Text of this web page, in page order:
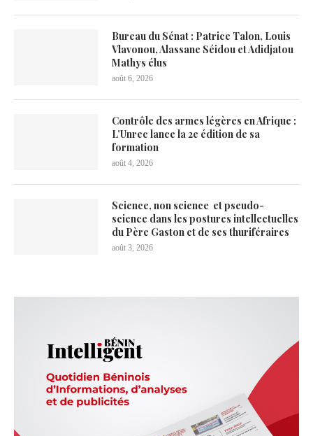
Bureau du Sénat : Patrice Talon, Louis
Vlavonou, Alassane Séidou et Adidjatou
Mathys élus
août 6, 2026
Contrôle des armes légères en Afrique :
L’Unrec lance la 2e édition de sa
formation
août 4, 2026
Science, non science et pseudo-
science dans les postures intellectuelles
du Père Gaston et de ses thuriféraires
août 3, 2026